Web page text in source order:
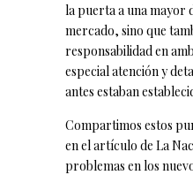
la puerta a una mayor
mercado, sino que
responsabilidad en
especial atención y
antes estaban
Compartimos estos
en el artículo de La
problemas en los